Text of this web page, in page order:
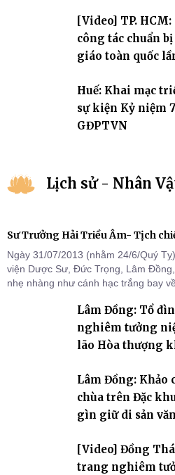
[Video] TP.
công tác chuẩn
giáo toàn quốc
Huế: Khai mạc
sự kiện Kỷ niệm
GĐPTVN
Lịch sử - Nhân
Sư Trưởng Hải Triều Âm- Tịch
Ngày 31/07/2013 (nhằm 24/6/Quý
viện Dược Sư, Đức Trọng, Lâm
nhẹ nhàng như cánh hạc trắng bay
Lâm Đồng: Tổ
nghiêm tưởng
lão Hòa thượng
Lâm Đồng: Khảo
chùa trên Đặc
gìn giữ di sản
[Video] Đồng
trang nghiêm